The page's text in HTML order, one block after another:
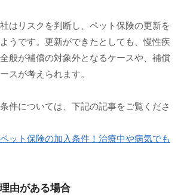
はリスクを判断し、ペット保険の更新を
うです。更新ができたとしても、慢性疾
般が補償の対象外となるケースや、補償
スが考えられます。
件については、下記の記事をご覧くださ
ット保険の加入条件！治療中や病気でも
由がある場合